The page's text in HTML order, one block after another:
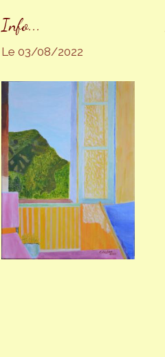
Info...
Le 03/08/2022